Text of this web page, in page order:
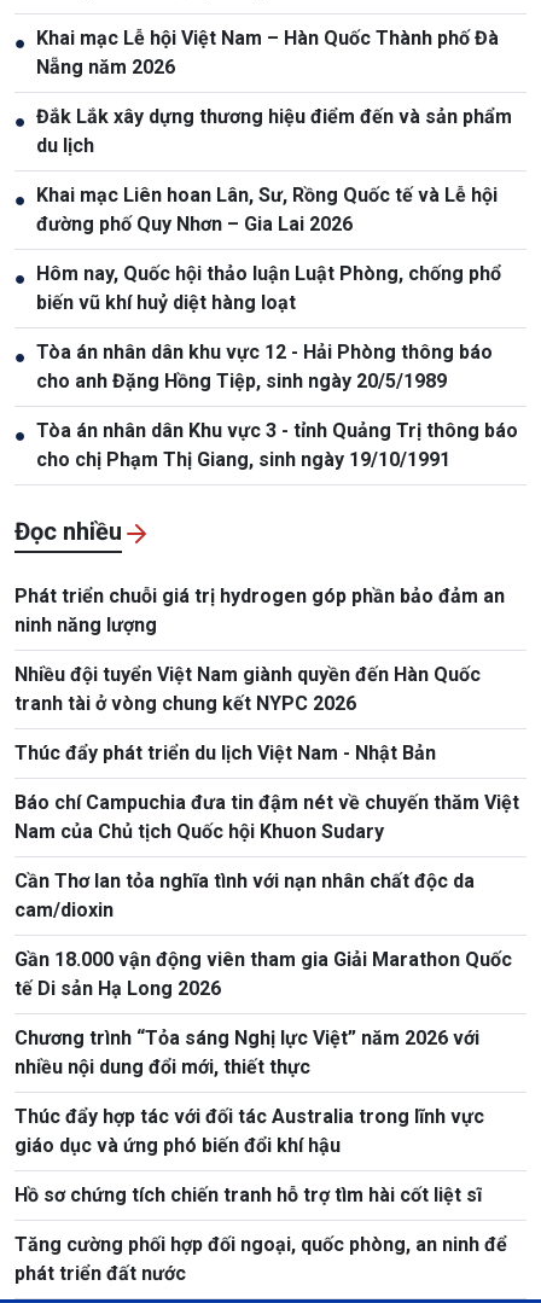
● Khai mạc Lễ hội Việt Nam – Hàn Quốc Thành phố Đà
Nẵng năm 2026
● Đắk Lắk xây dựng thương hiệu điểm đến và sản phẩm
du lịch
● Khai mạc Liên hoan Lân, Sư, Rồng Quốc tế và Lễ hội
đường phố Quy Nhơn – Gia Lai 2026
● Hôm nay, Quốc hội thảo luận Luật Phòng, chống phổ
biến vũ khí huỷ diệt hàng loạt
● Tòa án nhân dân khu vực 12 - Hải Phòng thông báo
cho anh Đặng Hồng Tiệp, sinh ngày 20/5/1989
● Tòa án nhân dân Khu vực 3 - tỉnh Quảng Trị thông báo
cho chị Phạm Thị Giang, sinh ngày 19/10/1991
Đọc nhiều
Phát triển chuỗi giá trị hydrogen góp phần bảo đảm an
ninh năng lượng
Nhiều đội tuyển Việt Nam giành quyền đến Hàn Quốc
tranh tài ở vòng chung kết NYPC 2026
Thúc đẩy phát triển du lịch Việt Nam - Nhật Bản
Báo chí Campuchia đưa tin đậm nét về chuyến thăm Việt
Nam của Chủ tịch Quốc hội Khuon Sudary
Cần Thơ lan tỏa nghĩa tình với nạn nhân chất độc da
cam/dioxin
Gần 18.000 vận động viên tham gia Giải Marathon Quốc
tế Di sản Hạ Long 2026
Chương trình “Tỏa sáng Nghị lực Việt” năm 2026 với
nhiều nội dung đổi mới, thiết thực
Thúc đẩy hợp tác với đối tác Australia trong lĩnh vực
giáo dục và ứng phó biến đổi khí hậu
Hồ sơ chứng tích chiến tranh hỗ trợ tìm hài cốt liệt sĩ
Tăng cường phối hợp đối ngoại, quốc phòng, an ninh để
phát triển đất nước